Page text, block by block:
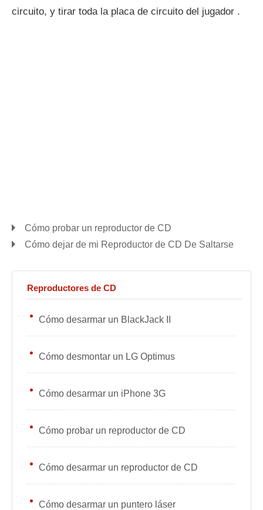
circuito, y tirar toda la placa de circuito del jugador .
Cómo probar un reproductor de CD
Cómo dejar de mi Reproductor de CD De Saltarse
Reproductores de CD
Cómo desarmar un BlackJack II
Cómo desmontar un LG Optimus
Cómo desarmar un iPhone 3G
Cómo probar un reproductor de CD
Cómo desarmar un reproductor de CD
Cómo desarmar un puntero láser